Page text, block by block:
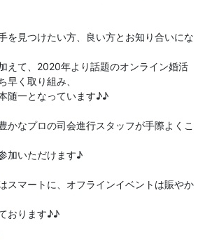
を見つけたい方、良い方とお知り合いにな
えて、2020年より話題のオンライン婚活
早く取り組み、
随一となっています♪♪
かなプロの司会進行スタッフが手際よくこ
加いただけます♪
スマートに、オフラインイベントは賑やか
おります♪♪